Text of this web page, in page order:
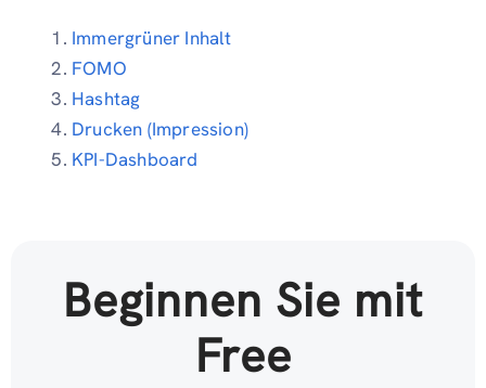
Immergrüner Inhalt
FOMO
Hashtag
Drucken (Impression)
KPI-Dashboard
Beginnen Sie mit
Free